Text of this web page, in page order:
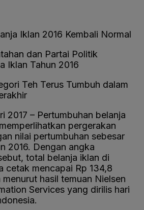
Iklan 2016 Kembali Normal
dan Partai Politik
Iklan Tahun 2016
Teh Terus Tumbuh dalam
2017 – Pertumbuhan belanja
pergerakan
nilai pertumbuhan sebesar
2016. Dengan angka
total belanja iklan di
cetak mencapai Rp 134,8
hasil temuan Nielsen
Services yang dirilis hari